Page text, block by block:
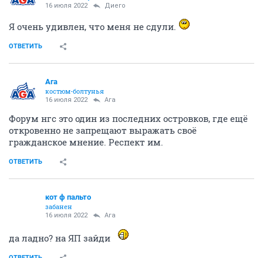
16 июля 2022 Диего
Я очень удивлен, что меня не сдули.
ОТВЕТИТЬ
Ага
костюм-болтунья
16 июля 2022 Ага
Форум нгс это один из последних островков, где ещё
откровенно не запрещают выражать своё
гражданское мнение. Респект им.
ОТВЕТИТЬ
кот ф пальто
забанен
16 июля 2022 Ага
да ладно? на ЯП зайди